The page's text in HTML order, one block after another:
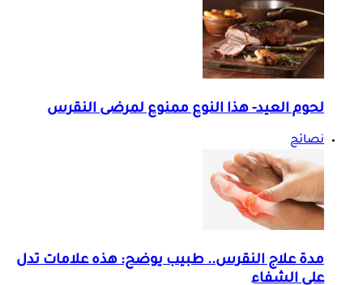
لحوم العيد- هذا النوع ممنوع لمرضى النقرس
نصائح
مدة علاج النقرس.. طبيب يوضح: هذه علامات تدل
على الشفاء